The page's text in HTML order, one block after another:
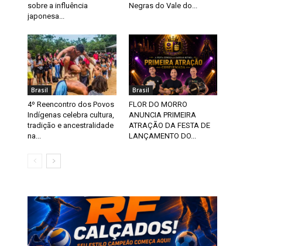
sobre a influência
japonesa...
Negras do Vale do...
Brasil
4º Reencontro dos Povos
Indígenas celebra cultura,
tradição e ancestralidade
na...
Brasil
FLOR DO MORRO
ANUNCIA PRIMEIRA
ATRAÇÃO DA FESTA DE
LANÇAMENTO DO...